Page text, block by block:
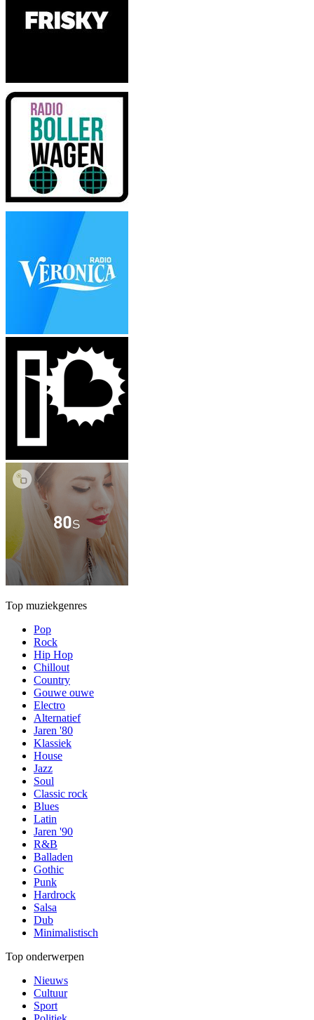
Top muziekgenres
Pop
Rock
Hip Hop
Chillout
Country
Gouwe ouwe
Electro
Alternatief
Jaren '80
Klassiek
House
Jazz
Soul
Classic rock
Blues
Latin
Jaren '90
R&B
Balladen
Gothic
Punk
Hardrock
Salsa
Dub
Minimalistisch
Top onderwerpen
Nieuws
Cultuur
Sport